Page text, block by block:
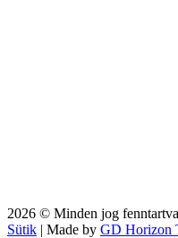
2026 © Minden jog
Sütik | Made by GD Horizon